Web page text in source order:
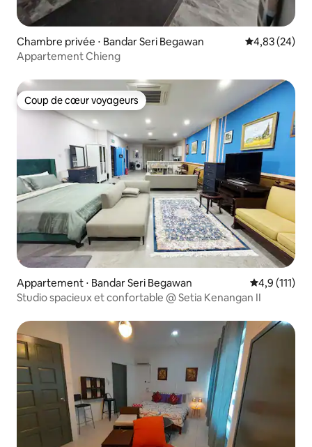
Chambre privée ⋅ Bandar Seri Begawan Évaluation
4,83 (24)
Appartement Chieng
Coup de cœur voyageurs
Coup de cœur voyageurs
Appartement ⋅ Bandar Seri Begawan Évaluation
4,9 (111)
Studio spacieux et confortable @ Setia Kenangan II